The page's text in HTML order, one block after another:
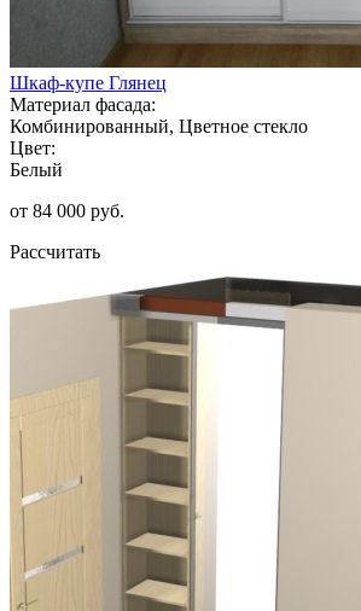
Шкаф-купе Глянец
Материал фасада:
Комбинированный, Цветное стекло
Цвет:
Белый
от 84 000 руб.
Рассчитать